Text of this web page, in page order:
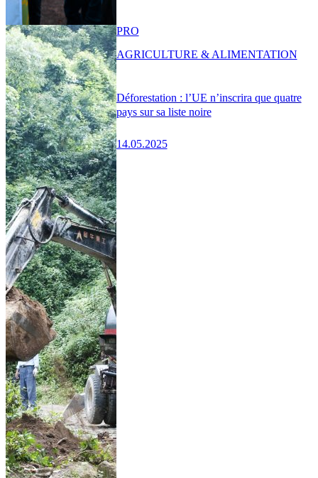
Déforestation : l’UE n’inscrira que quatre
pays sur sa liste noire
14.05.2025
PRO
AGRICULTURE & ALIMENTATION